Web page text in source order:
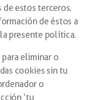
estos terceros.
de éstos a
presente política.
para eliminar o
cookies sin tu
o
‘tu